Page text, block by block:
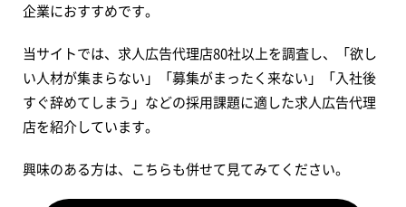
企業におすすめです。
当サイトでは、求人広告代理店80社以上を調査し、「欲し
い人材が集まらない」「募集がまったく来ない」「入社後
すぐ辞めてしまう」などの採用課題に適した求人広告代理
店を紹介しています。
興味のある方は、こちらも併せて見てみてください。